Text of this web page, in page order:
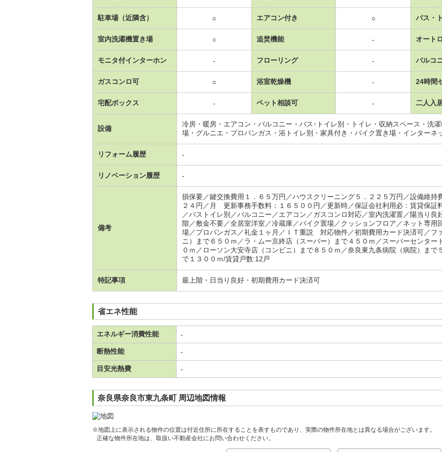
駐車場（近隣含） ○ エアコン付き ○ バス・
室内洗濯機置き場 ○ 追焚機能 - オート
モニタ付インターホン - フローリング - バルコ
ガスコンロ可 ○ 浴室乾燥機 - 24時間
宅配ボックス - ペット相談可 - 二人入
設備
冷房・暖房・エアコン・バルコニー・バス･トイレ別・トイレ・収納スペース・洗
場・グルニエ・プロパンガス・浴トイレ別・家具付き・バイク置き場・インターネ
リフォーム履歴 -
リノベーション履歴 -
備考
損保要／鍵交換費用１．６５万円／ハウスクリーニング５．２２５万円／設備維
２４円／月 更新事務手数料：１６５００円／更新時／保証会社利用必：賃貸保証
／バストイレ別／バルコニー／エアコン／ガスコンロ対応／室内洗濯置／陽当り良
階／敷金不要／全居室洋室／冷蔵庫／バイク置場／クッションフロア／ネット専用
場／プロパンガス／礼金１ヶ月／ＩＴ重説 対応物件／初期費用カード決済可／フ
ニ）まで６５０ｍ／ラ・ムー京終店（スーパー）まで４５０ｍ／スーパーセンター
０ｍ／ローソン大安寺店（コンビニ）まで８５０ｍ／奈良東九条病院（病院）まで
で１３００ｍ/賃貸戸数:12戸
特記事項 最上階・日当り良好・初期費用カード決済可
省エネ性能
エネルギー消費性能 -
断熱性能 -
目安光熱費 -
奈良県奈良市東九条町 周辺地図情報
※地図上に表示される物件の位置は付近住所に所在することを表すものであり、実際の物件所在地とは異なる場合がございます。
正確な物件所在地は、取扱い不動産会社にお問い合わせください。